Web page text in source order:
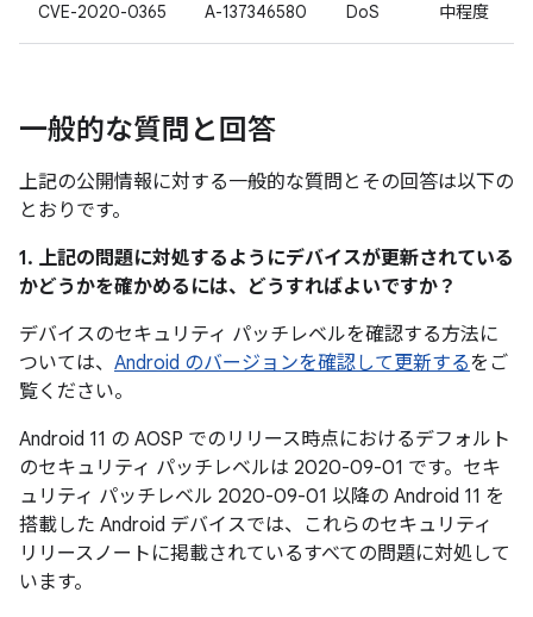
CVE-2020-0365 A-137346580 DoS 中程度
一般的な質問と回答
上記の公開情報に対する一般的な質問とその回答は以下の
とおりです。
1. 上記の問題に対処するようにデバイスが更新されている
かどうかを確かめるには、どうすればよいですか？
デバイスのセキュリティ パッチレベルを確認する方法に
ついては、 Android のバージョンを確認して更新するをご
覧ください。
Android 11 の AOSP でのリリース時点におけるデフォルト
のセキュリティ パッチレベルは 2020-09-01 です。セキ
ュリティ パッチレベル 2020-09-01 以降の Android 11 を
搭載した Android デバイスでは、これらのセキュリティ
リリースノートに掲載されているすべての問題に対処して
います。